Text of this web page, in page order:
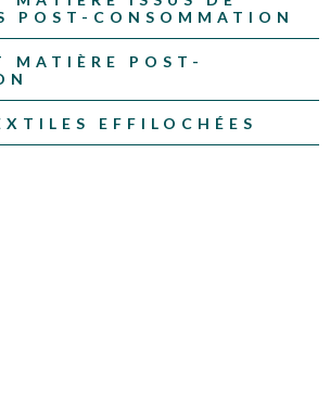
POST-CONSOMMATION
MATIÈRE POST-
EFFILOCHÉES